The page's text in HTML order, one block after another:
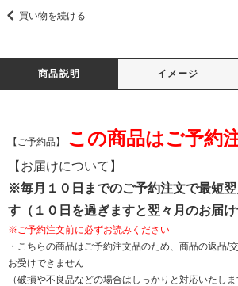
買い物を続ける
商品説明 イメージ
【ご予約品】 この商品はご予約
【お届けについて】
※毎月１０日までのご予約注文で最短
す（１０日を過ぎますと翌々月のお届け
※ご予約注文前に必ずお読みください
・こちらの商品はご予約注文品のため、商品の返品/
お受けできません
（破損や不良品などの場合はしっかりと対応いたし